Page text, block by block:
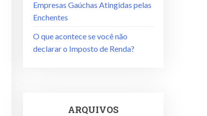
Empresas Gaúchas Atingidas pelas
Enchentes
O que acontece se você não
declarar o Imposto de Renda?
ARQUIVOS